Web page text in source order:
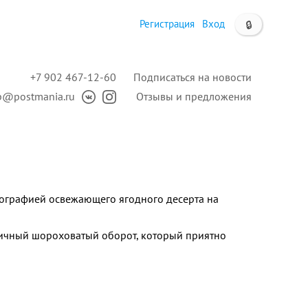
🔒
Регистрация Вход
Подписаться на новости
Отзывы и предложения
+7 902 467-12-60
освежающего ягодного десерта на
шороховатый оборот, который приятно